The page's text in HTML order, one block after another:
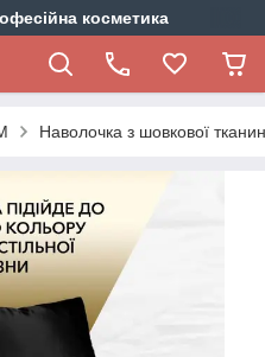
косметика
Наволочка з шовкової